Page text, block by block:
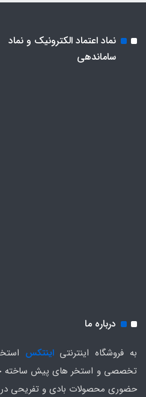
نماد اعتماد الکترونیک و نماد
ساماندهی
درباره ما
به فروشگاه اینترنتیاینتکس
تخصصی و استخر های پیش ساخته
حضوری محصولات بادی و تفریحی در